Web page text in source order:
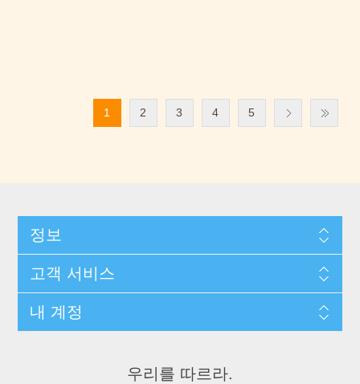
1 2 3 4 5
정보
고객 서비스
내 계정
우리를 따르라.